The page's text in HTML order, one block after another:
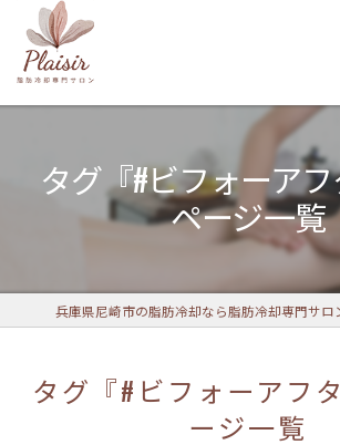
タグ『#ビフォーア
ページ一覧
タグ『#ビフォーアフ
ージ一覧